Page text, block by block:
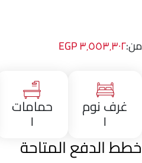
من:٣٬٥٥٣٬٣٠٢ EGP
غرف نوم
١
حمامات
١
خطط الدفع المتاحة